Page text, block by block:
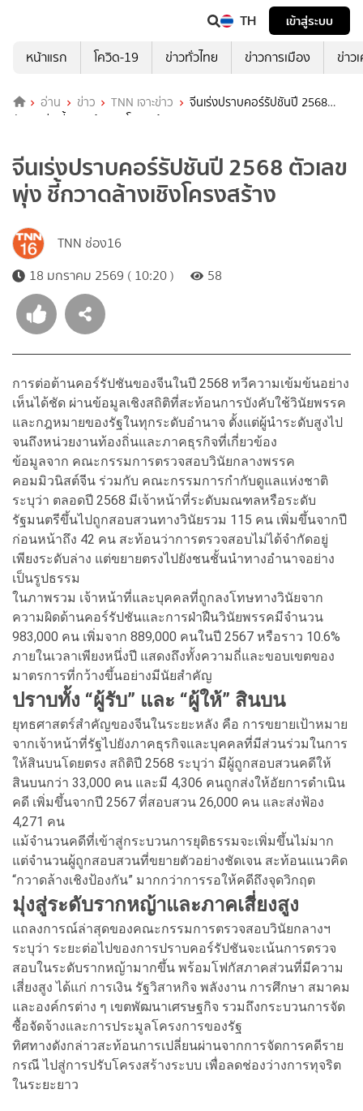
TH
เข้าสู่ระบบ
หน้าแรก
โควิด-19 ข่าวทั่วไทย ข่าวการเมือง ข่าว
อ่าน ข่าว TNN เจาะข่าว
จีนเร่งปราบคอร์รัปชันปี 2568
ตัวเลขพุ่ง ชี้กวาดล้างเชิงโครงสร้าง
จีนเร่งปราบคอร์รัปชันปี 2568 ตัวเลข
พุ่ง ชี้กวาดล้างเชิงโครงสร้าง
TNN ช่อง16
18 มกราคม 2569 ( 10:20 )
58
การต่อต้านคอร์รัปชันของจีนในปี 2568 ทวีความเข้มข้นอย่าง
เห็นได้ชัด ผ่านข้อมูลเชิงสถิติที่สะท้อนการบังคับใช้วินัยพรรค
และกฎหมายของรัฐในทุกระดับอำนาจ ตั้งแต่ผู้นำระดับสูงไป
จนถึงหน่วยงานท้องถิ่นและภาคธุรกิจที่เกี่ยวข้อง
ข้อมูลจาก คณะกรรมการตรวจสอบวินัยกลางพรรค
คอมมิวนิสต์จีน ร่วมกับ คณะกรรมการกำกับดูแลแห่งชาติ
ระบุว่า ตลอดปี 2568 มีเจ้าหน้าที่ระดับมณฑลหรือระดับ
รัฐมนตรีขึ้นไปถูกสอบสวนทางวินัยรวม 115 คน เพิ่มขึ้นจากปี
ก่อนหน้าถึง 42 คน สะท้อนว่าการตรวจสอบไม่ได้จำกัดอยู่
เพียงระดับล่าง แต่ขยายตรงไปยังชนชั้นนำทางอำนาจอย่าง
เป็นรูปธรรม
ในภาพรวม เจ้าหน้าที่และบุคคลที่ถูกลงโทษทางวินัยจาก
ความผิดด้านคอร์รัปชันและการฝ่าฝืนวินัยพรรคมีจำนวน
983,000 คน เพิ่มจาก 889,000 คนในปี 2567 หรือราว 10.6%
ภายในเวลาเพียงหนึ่งปี แสดงถึงทั้งความถี่และขอบเขตของ
มาตรการที่กว้างขึ้นอย่างมีนัยสำคัญ
ปราบทั้ง “ผู้รับ” และ “ผู้ให้” สินบน
ยุทธศาสตร์สำคัญของจีนในระยะหลัง คือ การขยายเป้าหมาย
จากเจ้าหน้าที่รัฐไปยังภาคธุรกิจและบุคคลที่มีส่วนร่วมในการ
ให้สินบนโดยตรง สถิติปี 2568 ระบุว่า มีผู้ถูกสอบสวนคดีให้
สินบนกว่า 33,000 คน และมี 4,306 คนถูกส่งให้อัยการดำเนิน
คดี เพิ่มขึ้นจากปี 2567 ที่สอบสวน 26,000 คน และส่งฟ้อง
4,271 คน
แม้จำนวนคดีที่เข้าสู่กระบวนการยุติธรรมจะเพิ่มขึ้นไม่มาก
แต่จำนวนผู้ถูกสอบสวนที่ขยายตัวอย่างชัดเจน สะท้อนแนวคิด
“กวาดล้างเชิงป้องกัน” มากกว่าการรอให้คดีถึงจุดวิกฤต
มุ่งสู่ระดับรากหญ้าและภาคเสี่ยงสูง
แถลงการณ์ล่าสุดของคณะกรรมการตรวจสอบวินัยกลางฯ
ระบุว่า ระยะต่อไปของการปราบคอร์รัปชันจะเน้นการตรวจ
สอบในระดับรากหญ้ามากขึ้น พร้อมโฟกัสภาคส่วนที่มีความ
เสี่ยงสูง ได้แก่ การเงิน รัฐวิสาหกิจ พลังงาน การศึกษา สมาคม
และองค์กรต่าง ๆ เขตพัฒนาเศรษฐกิจ รวมถึงกระบวนการจัด
ซื้อจัดจ้างและการประมูลโครงการของรัฐ
ทิศทางดังกล่าวสะท้อนการเปลี่ยนผ่านจากการจัดการคดีราย
กรณี ไปสู่การปรับโครงสร้างระบบ เพื่อลดช่องว่างการทุจริต
ในระยะยาว